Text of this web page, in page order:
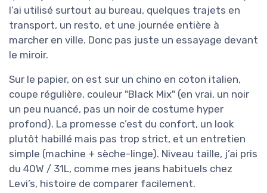
l’ai utilisé surtout au bureau, quelques trajets en
transport, un resto, et une journée entière à
marcher en ville. Donc pas juste un essayage devant
le miroir.
Sur le papier, on est sur un chino en coton italien,
coupe régulière, couleur "Black Mix" (en vrai, un noir
un peu nuancé, pas un noir de costume hyper
profond). La promesse c’est du confort, un look
plutôt habillé mais pas trop strict, et un entretien
simple (machine + sèche-linge). Niveau taille, j’ai pris
du 40W / 31L, comme mes jeans habituels chez
Levi’s, histoire de comparer facilement.